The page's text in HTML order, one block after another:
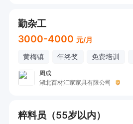
勤杂工
3000-4000 元/月
黄梅镇 年终奖 免费培训
周成
湖北百材汇家家具有限公司
粹料员（55岁以内）